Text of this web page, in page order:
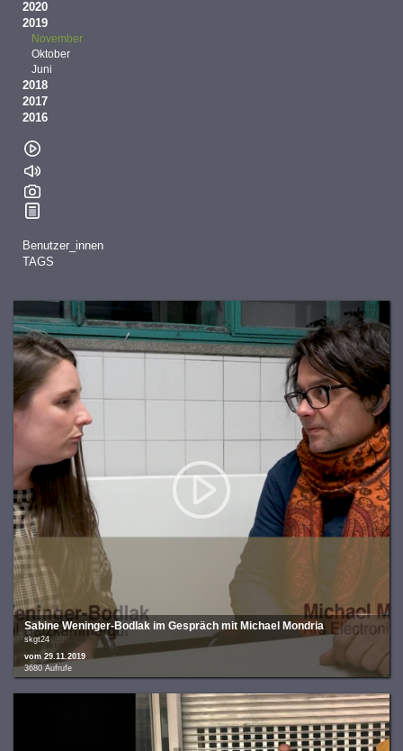
Sabine Weninger-Bodlak im Gespräch mit Michael Mondria
skgt24
vom 29.11.2019
3680 Aufrufe
2020
2019
November
Oktober
Juni
2018
2017
2016
Benutzer_innen
TAGS